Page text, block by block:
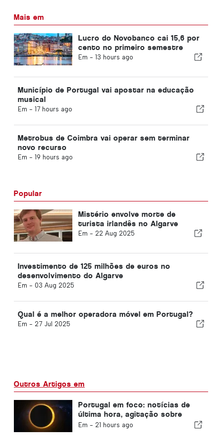
Mais em
Lucro do Novobanco cai 15,6 por
cento no primeiro semestre
Em - 13 hours ago
Município de Portugal vai apostar na educação
musical
Em - 17 hours ago
Metrobus de Coimbra vai operar sem terminar
novo recurso
Em - 19 hours ago
Popular
Mistério envolve morte de
turista irlandês no Algarve
Em - 22 Aug 2025
Investimento de 125 milhões de euros no
desenvolvimento do Algarve
Em - 03 Aug 2025
Qual é a melhor operadora móvel em Portugal?
Em - 27 Jul 2025
Outros Artigos em
Portugal em foco: notícias de
última hora, agitação sobre
viagens e as principais notícias
Em - 21 hours ago